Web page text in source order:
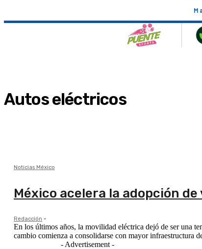
Autos eléctricos
Noticias México
México acelera la adopción
Redacción -
En los últimos años, la movilidad eléctrica dejó de ser una
cambio comienza a consolidarse con mayor infraestructura
- Advertisement -